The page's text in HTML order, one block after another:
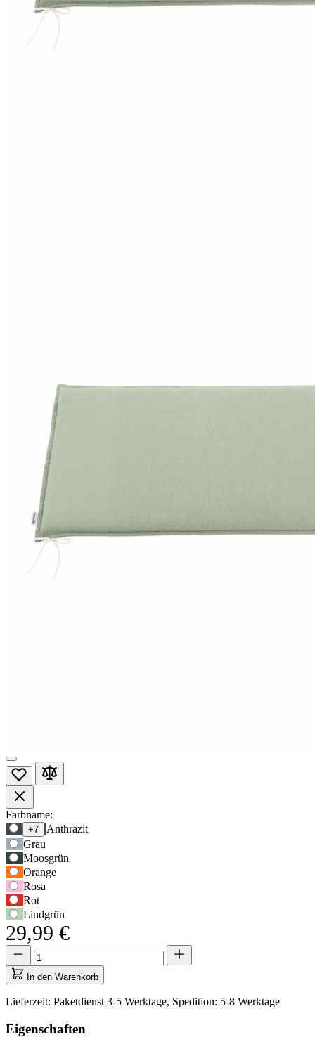
Produktoptionen
Farbname:
Verwenden
Sie
die
Tabulatortaste,
um
zur
ersten
Auswahloption
zu
navigieren,
und
anschließend
die
um
den
+7
Anthrazit
Grau
Moosgrün
Orange
Rosa
Rot
Lindgrün
29,99 €
Menge
aktualisiert
auf
1
Menge
In den Warenkorb
Lieferzeit: Paketdienst 3-5 Werktage, Spedition: 5-8 Werktage
Eigenschaften